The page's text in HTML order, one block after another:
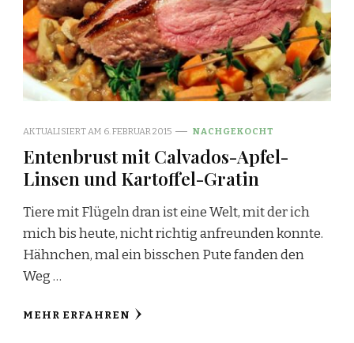
AKTUALISIERT AM 6. FEBRUAR 2015 NACHGEKOCHT
Entenbrust mit Calvados-Apfel-
Linsen und Kartoffel-Gratin
Tiere mit Flügeln dran ist eine Welt, mit der ich
mich bis heute, nicht richtig anfreunden konnte.
Hähnchen, mal ein bisschen Pute fanden den
Weg …
MEHR ERFAHREN